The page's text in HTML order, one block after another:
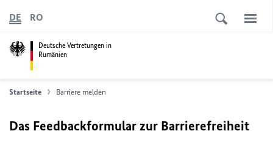
Deutsche Vertretungen in
Rumänien
DE RO
Startseite Barriere melden
Das Feedbackformular zur Barrierefreiheit